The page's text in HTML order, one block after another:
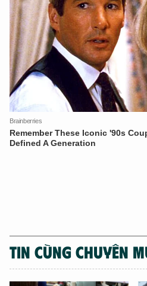
TIN CÙNG CHUYÊN